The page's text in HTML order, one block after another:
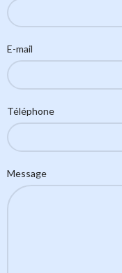
E-mail
Téléphone
Message